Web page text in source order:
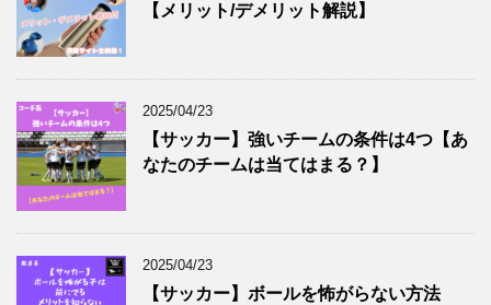
【メリット/デメリット解説】
2025/04/23
【サッカー】強いチームの条件は4つ【あ
なたのチームは当てはまる？】
2025/04/23
【サッカー】ボールを怖がらない方法